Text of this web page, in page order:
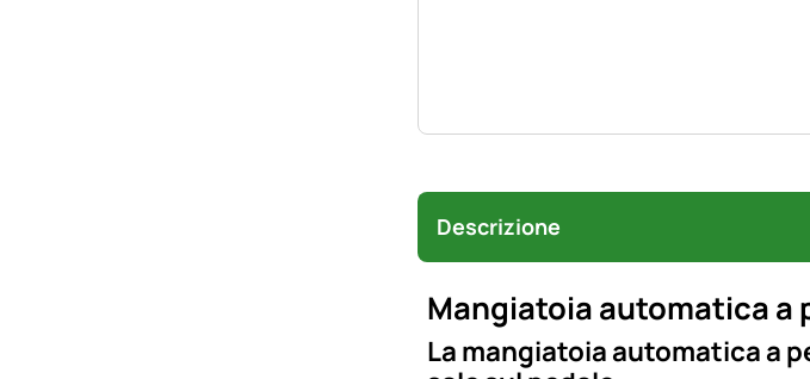
Descrizione
Mangiatoia automatica a
La mangiatoia automatica a